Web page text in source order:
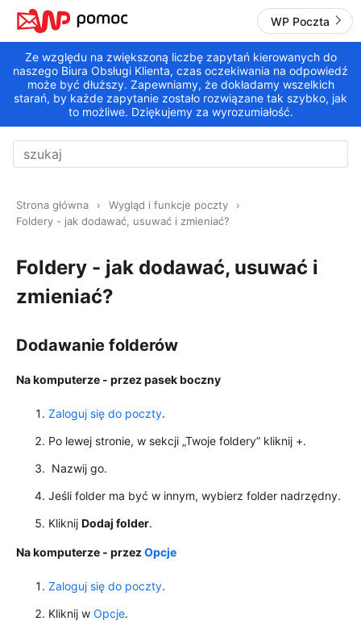
WP Poczta
Ze względu na zwiększoną liczbę zapytań kierowanych do
naszego Biura Obsługi Klienta, czas oczekiwania na odpowiedź
może być dłuższy. Zapewniamy, że dokładamy wszelkich
starań, by każde zapytanie zostało rozwiązane tak szybko, jak
to możliwe. Dziękujemy za wyrozumiałość.
Strona główna
Wygląd i funkcje poczty
Foldery - jak dodawać, usuwać i zmieniać?
Foldery - jak dodawać, usuwać i
zmieniać?
Dodawanie folderów
Na komputerze - przez pasek boczny
Zaloguj się do poczty.
Po lewej stronie, w sekcji „Twoje foldery” kliknij +.
Nazwij go.
Jeśli folder ma być w innym, wybierz folder nadrzędny.
Kliknij Dodaj folder.
Na komputerze - przezOpcje
Zaloguj się do poczty.
Kliknij w Opcje.